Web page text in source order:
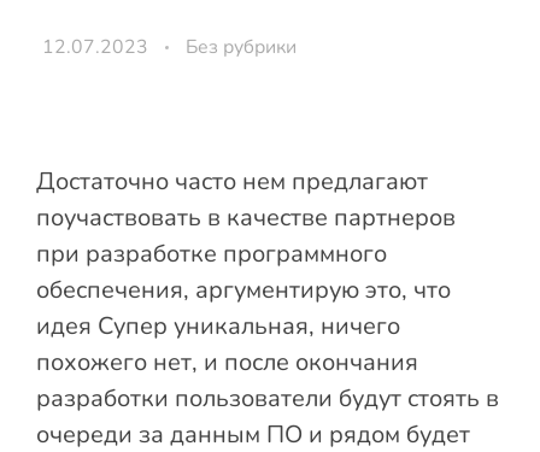
12.07.2023 Без рубрики
Достаточно часто нем предлагают
поучаствовать в качестве партнеров
при разработке программного
обеспечения, аргументирую это, что
идея Супер уникальная, ничего
похожего нет, и после окончания
разработки пользователи будут стоять в
очереди за данным ПО и рядом будет